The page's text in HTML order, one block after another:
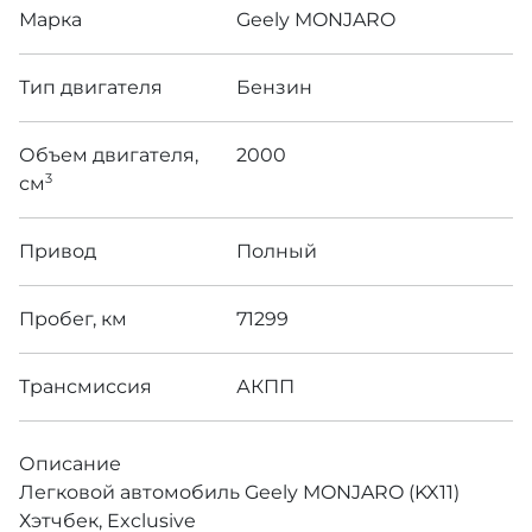
Марка Geely MONJARO
Тип двигателя Бензин
Объем двигателя,
см3
2000
Привод Полный
Пробег, км 71299
Трансмиссия АКПП
Описание
Легковой автомобиль Geely MONJARO (KX11)
Хэтчбек, Exclusive